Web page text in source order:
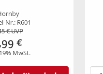
Nr.: R601
€ UVP
€
MwSt.